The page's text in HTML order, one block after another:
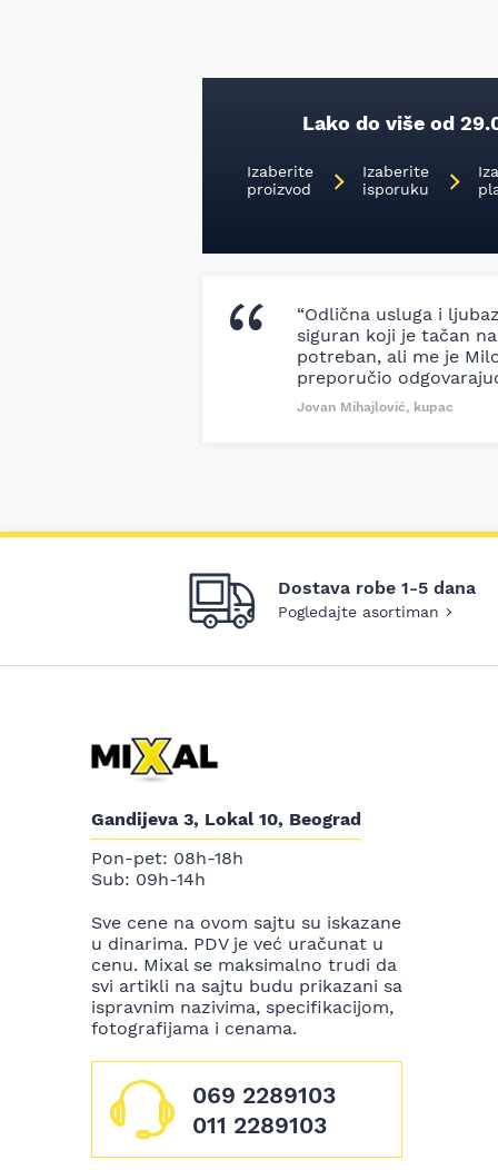
Lako do više od
Izaberite
proizvod
Izaberite
isporuku
“Odlična usluga i
siguran koji je tačan
potreban, ali me je
preporučio
Jovan Mihajlović, kupac
Dostava robe 1-5 dana
Pogledajte asortiman
Gandijeva 3, Lokal 10, Beograd
Pon-pet: 08h-18h
Sub: 09h-14h
Sve cene na ovom sajtu su iskazane
u dinarima. PDV je već uračunat u
cenu. Mixal se maksimalno trudi da
svi artikli na sajtu budu prikazani sa
ispravnim nazivima, specifikacijom,
fotografijama i cenama.
069 2289103
011 2289103